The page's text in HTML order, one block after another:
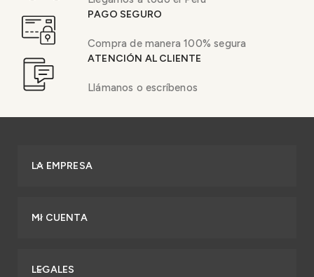
PAGO SEGURO
Compra de manera 100% segura
ATENCIÓN AL CLIENTE
Llámanos o escríbenos
LA EMPRESA
MI CUENTA
LEGALES